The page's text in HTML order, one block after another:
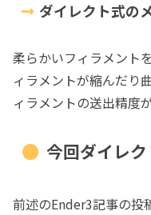
ダイレクト式の
柔らかいフィラメント
ィラメントが縮んだり
ィラメントの送出精度
今回ダイレ
前述のEnder3記事の投